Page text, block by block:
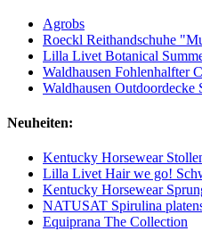
Agrobs
Roeckl Reithandschuhe
Lilla Livet Botanical
Waldhausen Fohlenhalfter
Waldhausen
Neuheiten:
Kentucky Horsewear
Lilla Livet Hair we go!
Kentucky Horsewear
NATUSAT Spirulina
Equiprana The Collection